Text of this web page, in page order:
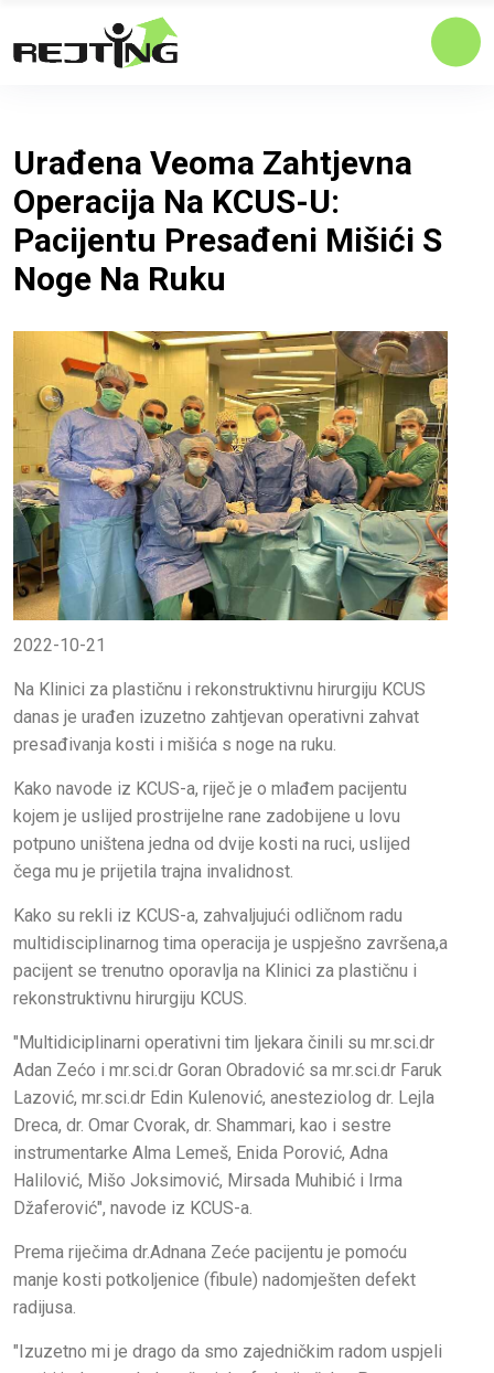
Urađena Veoma Zahtjevna
Operacija Na KCUS-U:
Pacijentu Presađeni Mišići S
Noge Na Ruku
2022-10-21
Na Klinici za plastičnu i rekonstruktivnu hirurgiju KCUS
danas je urađen izuzetno zahtjevan operativni zahvat
presađivanja kosti i mišića s noge na ruku.
Kako navode iz KCUS-a, riječ je o mlađem pacijentu
kojem je uslijed prostrijelne rane zadobijene u lovu
potpuno uništena jedna od dvije kosti na ruci, uslijed
čega mu je prijetila trajna invalidnost.
Kako su rekli iz KCUS-a, zahvaljujući odličnom radu
multidisciplinarnog tima operacija je uspješno završena,a
pacijent se trenutno oporavlja na Klinici za plastičnu i
rekonstruktivnu hirurgiju KCUS.
"Multidiciplinarni operativni tim ljekara činili su mr.sci.dr
Adan Zećo i mr.sci.dr Goran Obradović sa mr.sci.dr Faruk
Lazović, mr.sci.dr Edin Kulenović, anesteziolog dr. Lejla
Dreca, dr. Omar Cvorak, dr. Shammari, kao i sestre
instrumentarke Alma Lemeš, Enida Porović, Adna
Halilović, Mišo Joksimović, Mirsada Muhibić i Irma
Džaferović", navode iz KCUS-a.
Prema riječima dr.Adnana Zeće pacijentu je pomoću
manje kosti potkoljenice (fibule) nadomješten defekt
radijusa.
"Izuzetno mi je drago da smo zajedničkim radom uspjeli